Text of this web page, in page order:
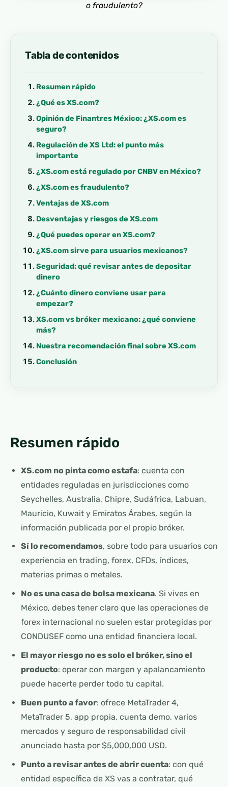
o fraudulento?
Tabla de contenidos
Resumen rápido
¿Qué es XS.com?
Opinión de Finantres México: ¿XS.com es
seguro?
Regulación de XS Ltd: el punto más
importante
¿XS.com está regulado por CNBV en México?
¿XS.com es fraudulento?
Ventajas de XS.com
Desventajas y riesgos de XS.com
¿Qué puedes operar en XS.com?
¿XS.com sirve para usuarios mexicanos?
Seguridad: qué revisar antes de depositar
dinero
¿Cuánto dinero conviene usar para
empezar?
XS.com vs bróker mexicano: ¿qué conviene
más?
Nuestra recomendación final sobre XS.com
Conclusión
Resumen rápido
XS.com no pinta como estafa: cuenta con
entidades reguladas en jurisdicciones como
Seychelles, Australia, Chipre, Sudáfrica, Labuan,
Mauricio, Kuwait y Emiratos Árabes, según la
información publicada por el propio bróker.
Sí lo recomendamos, sobre todo para usuarios con
experiencia en trading, forex, CFDs, índices,
materias primas o metales.
No es una casa de bolsa mexicana. Si vives en
México, debes tener claro que las operaciones de
forex internacional no suelen estar protegidas por
CONDUSEF como una entidad financiera local.
El mayor riesgo no es solo el bróker, sino el
producto: operar con margen y apalancamiento
puede hacerte perder todo tu capital.
Buen punto a favor: ofrece MetaTrader 4,
MetaTrader 5, app propia, cuenta demo, varios
mercados y seguro de responsabilidad civil
anunciado hasta por $5,000,000 USD.
Punto a revisar antes de abrir cuenta: con qué
entidad específica de XS vas a contratar, qué